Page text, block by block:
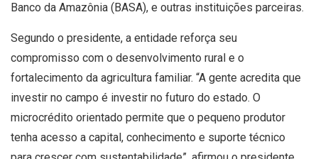
Banco da Amazônia (BASA), e outras instituições parceiras.
Segundo o presidente, a entidade reforça seu
compromisso com o desenvolvimento rural e o
fortalecimento da agricultura familiar. “A gente acredita que
investir no campo é investir no futuro do estado. O
microcrédito orientado permite que o pequeno produtor
tenha acesso a capital, conhecimento e suporte técnico